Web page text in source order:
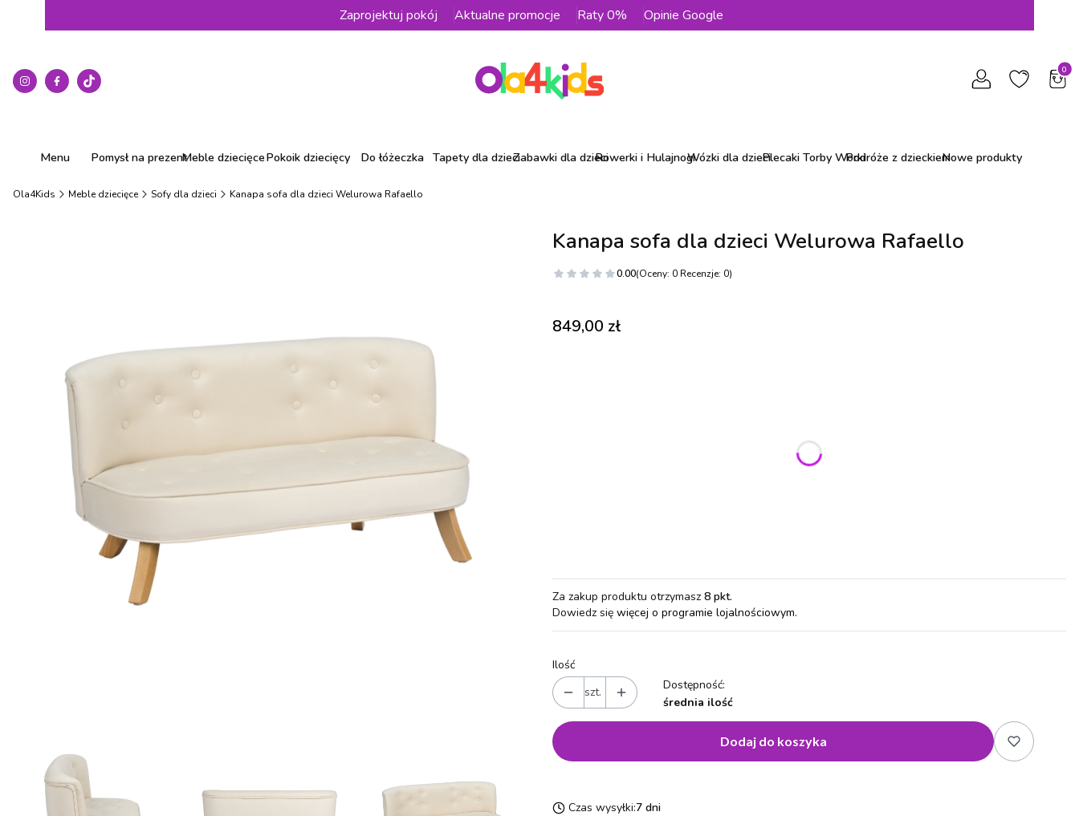
Zaprojektuj pokój Aktualne promocje Raty 0% Opinie Google
Menu Pomysł na prezentMeble dziecięcePokoik dziecięcy Do łóżeczka Tapety dla dzieciZabawki dla dzieciRowerki i HulajnogiWózki dla dzieciPlecaki Torby WorkiPodróże z dzieckiemNowe produkty
Ola4Kids Meble dziecięce Sofy dla dzieci Kanapa sofa dla dzieci Welurowa Rafaello
Kanapa sofa dla dzieci Welurowa Rafaello
0.00(Oceny: 0 Recenzje: 0)
Cena
849,00 zł
komplet ( standard + długie )
Za zakup produktu otrzymasz 8 pkt.
Dowiedz się więcej o programie lojalnościowym.
Ilość
szt.
Dostępność:
średnia ilość
Dodaj do koszyka
Czas wysyłki:7 dni